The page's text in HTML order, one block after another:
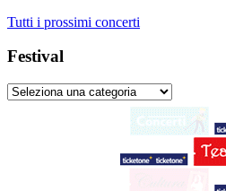
Tutti i prossimi concerti
Festival